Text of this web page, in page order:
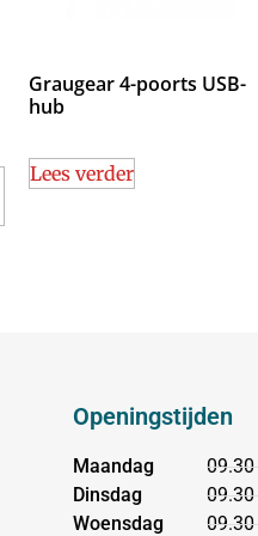
Graugear 4-poorts USB-
hub
Lees verder
Openingstijden
Maandag
Dinsdag
Woensdag